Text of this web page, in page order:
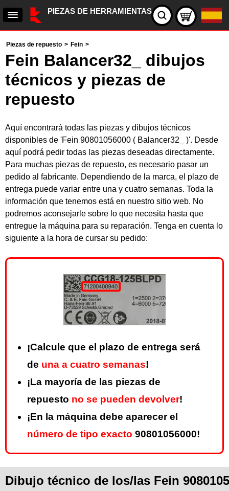
PIEZAS DE HERRAMIENTAS
Piezas de repuesto > Fein >
Fein Balancer32_ dibujos
técnicos y piezas de
repuesto
Aquí encontrará todas las piezas y dibujos técnicos
disponibles de 'Fein 90801056000 ( Balancer32_ )'. Desde
aquí podrá pedir todas las piezas deseadas directamente.
Para muchas piezas de repuesto, es necesario pasar un
pedido al fabricante. Dependiendo de la marca, el plazo de
entrega puede variar entre una y cuatro semanas. Toda la
información que tenemos está en nuestro sitio web. No
podremos aconsejarle sobre lo que necesita hasta que
entregue la máquina para su reparación. Tenga en cuenta lo
siguiente a la hora de cursar su pedido:
¡Calcule que el plazo de entrega será
de una a cuatro semanas!
¡La mayoría de las piezas de
repuesto no se pueden devolver!
¡En la máquina debe aparecer el
número de tipo exacto 90801056000!
Dibujo técnico de los/las Fein